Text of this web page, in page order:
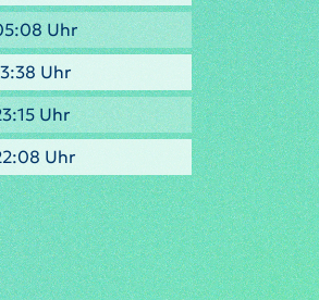
Uhr
Uhr
Uhr
Uhr